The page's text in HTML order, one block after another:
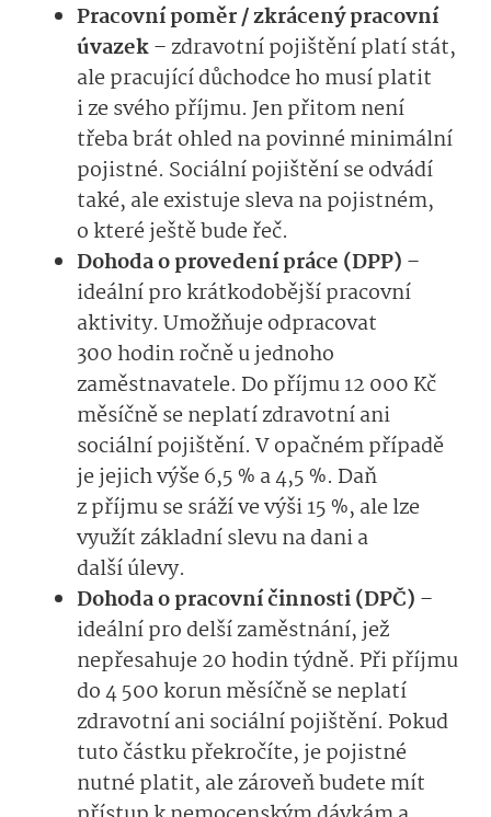
Pracovní poměr / zkrácený pracovní
úvazek– zdravotní pojištění platí stát,
ale pracující důchodce ho musí platit
i ze svého příjmu. Jen přitom není
třeba brát ohled na povinné minimální
pojistné. Sociální pojištění se odvádí
také, ale existuje sleva na pojistném,
o které ještě bude řeč.
Dohoda o provedení práce (DPP) –
ideální pro krátkodobější pracovní
aktivity. Umožňuje odpracovat
300 hodin ročně u jednoho
zaměstnavatele. Do příjmu 12 000 Kč
měsíčně se neplatí zdravotní ani
sociální pojištění. V opačném případě
je jejich výše 6,5 % a 4,5 %. Daň
z příjmu se sráží ve výši 15 %, ale lze
využít základní slevu na dani a
další úlevy.
Dohoda o pracovní činnosti (DPČ) –
ideální pro delší zaměstnání, jež
nepřesahuje 20 hodin týdně. Při příjmu
do 4 500 korun měsíčně se neplatí
zdravotní ani sociální pojištění. Pokud
tuto částku překročíte, je pojistné
nutné platit, ale zároveň budete mít